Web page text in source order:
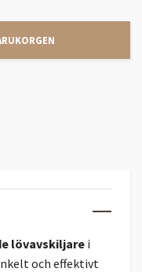
lövavskiljarei
och effektivt